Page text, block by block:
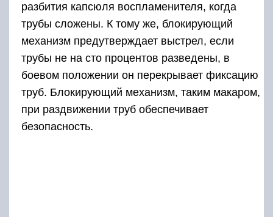
разбития капсюля воспламенителя, когда
трубы сложены. К тому же, блокирующий
механизм предутверждает выстрел, если
трубы не на сто процентов разведены, в
боевом положении он перекрывает фиксацию
труб. Блокирующий механизм, таким макаром,
при раздвижении труб обеспечивает
безопасность.